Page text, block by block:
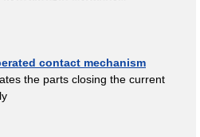
contact mechanism
the parts closing the current